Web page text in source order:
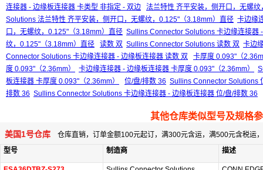
连接器 - 边缘板连接器 卡类型 非指定 - 双边
法兰特性 齐平安装，侧开口，无螺
Solutions 法兰特性 齐平安装，侧开口，无螺纹，0.125"（3.18mm）直径 卡边缘
口，无螺纹，0.125"（3.18mm）直径 Sullins Connector Solutions 卡边缘连接器
纹，0.125"（3.18mm）直径
读数 双 Sullins Connector Solutions 读数 双 卡边
Connector Solutions 卡边缘连接器 - 边缘板连接器 读数 双
卡厚度 0.093"（
度 0.093"（2.36mm）
卡边缘连接器 - 边缘板连接器 卡厚度 0.093"（2.36mm）
板连接器 卡厚度 0.093"（2.36mm）
位/盘/排数 36 Sullins Connector Solutions
排数 36 Sullins Connector Solutions 卡边缘连接器 - 边缘板连接器 位/盘/排数 36
其他仓库类似型号及规格
美国1号仓库 仓库直销，订单金额100元起订，满300元含运，满500元含税运
型号
制造商 描述